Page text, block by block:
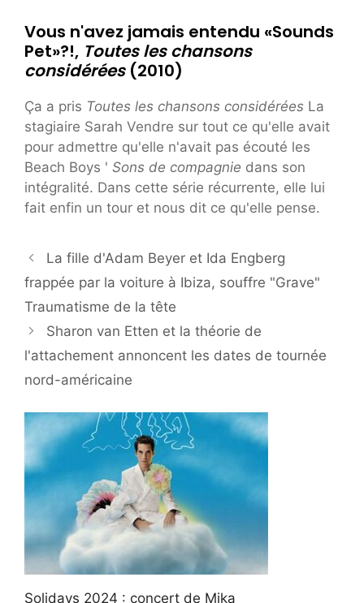
Vous n'avez jamais entendu «Sounds
Pet»?!, Toutes les chansons
considérées (2010)
Ça a pris Toutes les chansons considérées La
stagiaire Sarah Vendre sur tout ce qu'elle avait
pour admettre qu'elle n'avait pas écouté les
Beach Boys ' Sons de compagnie dans son
intégralité. Dans cette série récurrente, elle lui
fait enfin un tour et nous dit ce qu'elle pense.
La fille d'Adam Beyer et Ida Engberg
frappée par la voiture à Ibiza, souffre "Grave"
Traumatisme de la tête
Sharon van Etten et la théorie de
l'attachement annoncent les dates de tournée
nord-américaine
Solidays 2024 : concert de Mika